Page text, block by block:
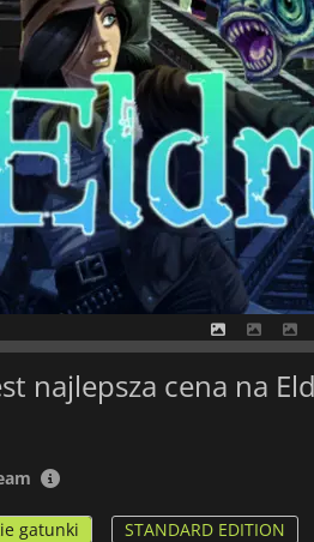
najlepsza cena na
gatunki STANDARD EDITION